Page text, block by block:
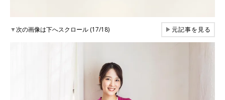
▼次の画像は下へスクロール (17/18) ▶元記事を見る